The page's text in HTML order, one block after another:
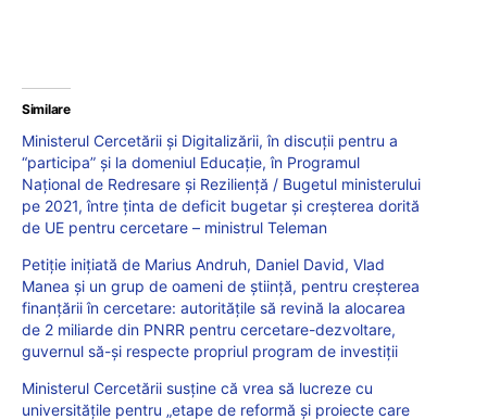
Similare
Ministerul Cercetării și Digitalizării, în discuții pentru a
“participa” și la domeniul Educație, în Programul
Național de Redresare și Reziliență / Bugetul ministerului
pe 2021, între ținta de deficit bugetar și creșterea dorită
de UE pentru cercetare – ministrul Teleman
Petiție inițiată de Marius Andruh, Daniel David, Vlad
Manea și un grup de oameni de știință, pentru creșterea
finanțării în cercetare: autoritățile să revină la alocarea
de 2 miliarde din PNRR pentru cercetare-dezvoltare,
guvernul să-și respecte propriul program de investiții
Ministerul Cercetării susține că vrea să lucreze cu
universitățile pentru „etape de reformă și proiecte care